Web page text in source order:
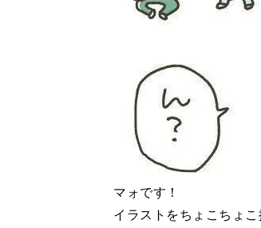
マォです！
イラストをちょこちょ